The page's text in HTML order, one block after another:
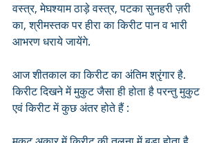
वस्त्र, मेघश्याम ठाड़े वस्त्र, पटका सुनहरी ज़री
का, श्रीमस्तक पर हीरा का किरीट पान व भारी
आभरण धराये जायेंगे.
आज शीतकाल का किरीट का अंतिम श्रृंगार है.
किरीट दिखने में मुकुट जैसा ही होता है परन्तु मुकुट
एवं किरीट में कुछ अंतर होते हैं :